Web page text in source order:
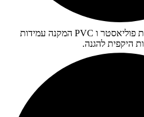
המתנפח עשוי שילוב שכבות פוליאסטר ו PVC המקנה עמידות
היקפית להגנה.